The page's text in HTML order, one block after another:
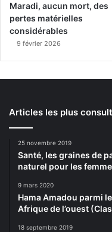
Maradi, aucun mort, des
pertes matérielles
considérables
9 février 2026
Articles les plus
25 novembre 2019
Santé, les graines de
naturel pour les
9 mars 2020
Hama Amadou parmi
Afrique de l’ouest
18 septembre 2019